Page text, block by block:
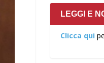
LEGGI E
Clicca qui